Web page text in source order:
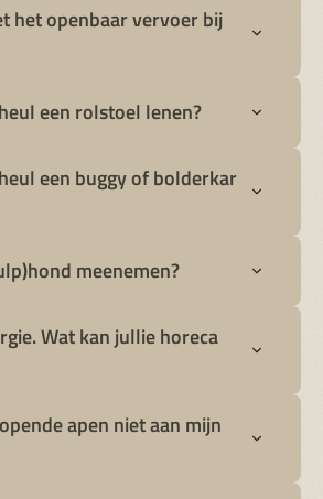
het openbaar vervoer bij
een rolstoel lenen?
een buggy of bolderkar
meenemen?
Wat kan jullie horeca
apen niet aan mijn